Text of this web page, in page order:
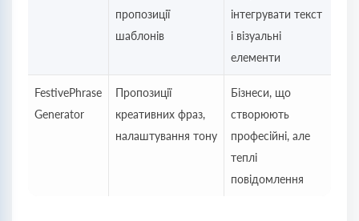
пропозиції
шаблонів
інтегрувати текст
і візуальні
елементи
FestivePhrase
Generator
Пропозиції
креативних фраз,
налаштування тону
Бізнеси, що
створюють
професійні, але
теплі
повідомлення